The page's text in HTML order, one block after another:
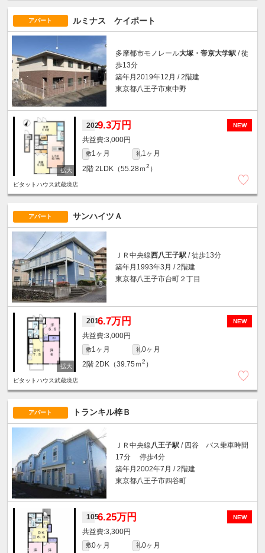
アパート ルミナス ケイポート
多摩都市モノレール大塚・帝京大学駅 / 徒
歩13分
築年月2019年12月 / 2階建
東京都八王子市東中野
NEW
2029.3万円
3,000円
敷1ヶ月 礼1ヶ月
2階 2LDK（55.28ｍ2 ）
ピタットハウス武蔵境店
アパート サンハイツＡ
ＪＲ中央線西八王子駅 / 徒歩13分
築年月1993年3月 / 2階建
東京都八王子市台町２丁目
NEW
2016.7万円
3,000円
敷1ヶ月 礼0ヶ月
2階 2DK（39.75ｍ2 ）
ピタットハウス武蔵境店
アパート トランキル梓Ｂ
ＪＲ中央線 八王子駅 / 四谷 バス乗車時間
17分 停歩4分
築年月2002年7月 / 2階建
東京都八王子市四谷町
NEW
1056.25万円
3,300円
敷0ヶ月 礼0ヶ月